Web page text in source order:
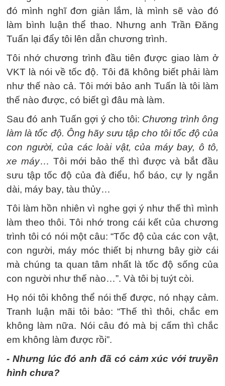
đó mình nghĩ đơn giản lắm, là mình sẽ vào đó
làm bình luận thể thao. Nhưng anh Trần Đăng
Tuấn lại đẩy tôi lên dẫn chương trình.
Tôi nhớ chương trình đầu tiên được giao làm ở
VKT là nói về tốc độ. Tôi đã không biết phải làm
như thế nào cả. Tôi mới bảo anh Tuấn là tôi làm
thế nào được, có biết gì đâu mà làm.
Sau đó anh Tuấn gợi ý cho tôi: Chương trình ông
làm là tốc độ. Ông hãy sưu tập cho tôi tốc độ của
con người, của các loài vật, của máy bay, ô tô,
xe máy… Tôi mới bảo thế thì được và bắt đầu
sưu tập tốc độ của đà điểu, hổ báo, cự ly ngắn
dài, máy bay, tàu thủy…
Tôi làm hồn nhiên vì nghe gợi ý như thế thì mình
làm theo thôi. Tôi nhớ trong cái kết của chương
trình tôi có nói một câu: “Tốc độ của các con vật,
con người, máy móc thiết bị nhưng bây giờ cái
mà chúng ta quan tâm nhất là tốc độ sống của
con người như thế nào…”. Và tôi bị tuýt còi.
Họ nói tôi không thể nói thế được, nó nhạy cảm.
Tranh luận mãi tôi bảo: “Thế thì thôi, chắc em
không làm nữa. Nói câu đó mà bị cấm thì chắc
em không làm được rồi”.
- Nhưng lúc đó anh đã có cảm xúc với truyền
hình chưa?